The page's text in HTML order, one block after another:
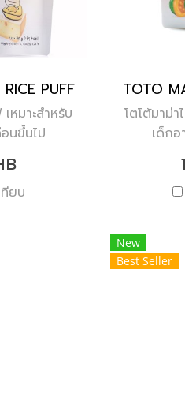
PUFF
หมาะสำหรับ
นขึ้นไป
ทียบ
TOTO
โตโต้มาม่า
เด็ก
New
Best Seller